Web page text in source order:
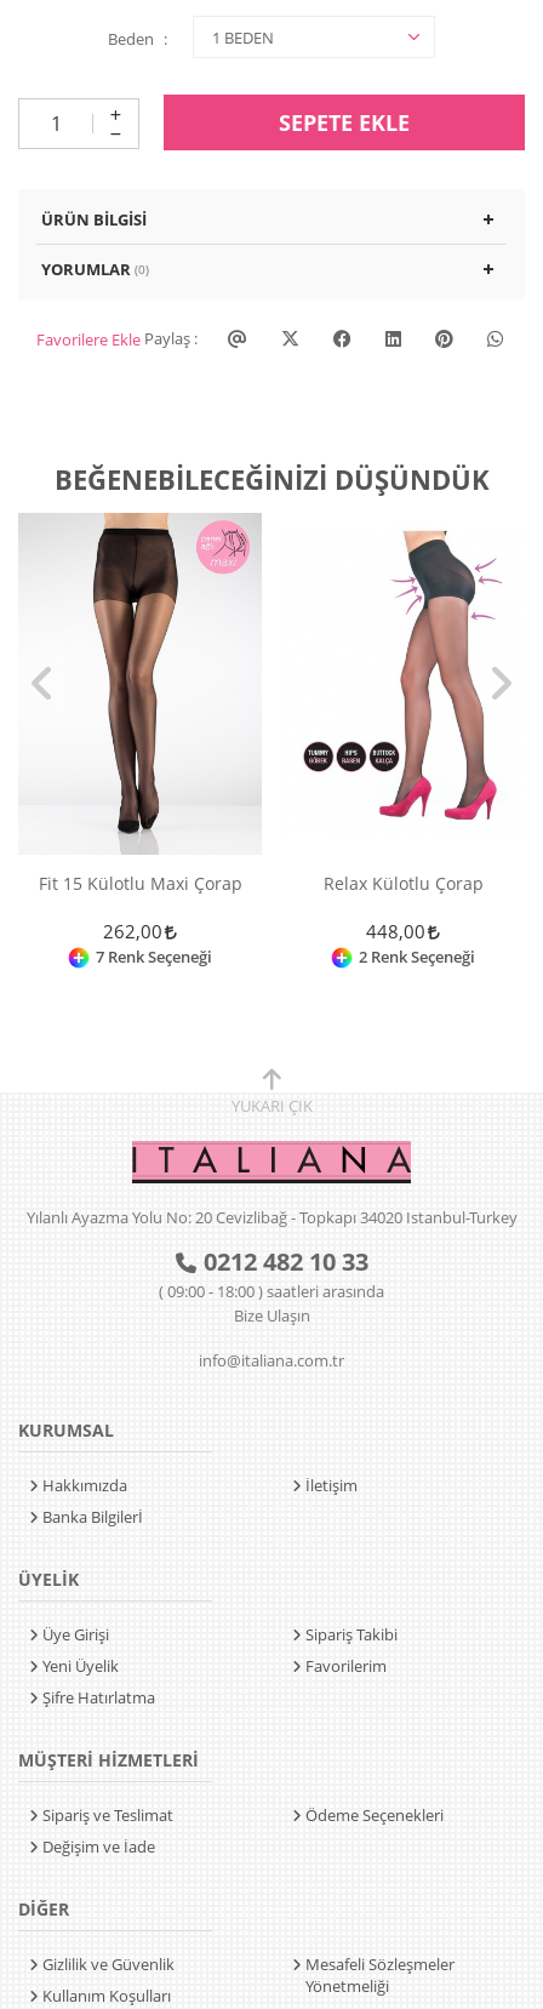
Beden
SEPETE EKLE
ÜRÜN BILGISI
YORUMLAR (0)
Favorilere Ekle Paylaş :
BEĞENEBILECEĞINIZI DÜŞÜNDÜK
Fit 15 Külotlu Maxi Çorap
262,00
7 Renk Seçeneği
Relax Külotlu Çorap
448,00
2 Renk Seçeneği
YUKARI ÇIK
Yılanlı Ayazma Yolu No: 20 Cevizlibağ - Topkapı 34020 Istanbul-Turkey
0212 482 10 33
( 09:00 - 18:00 ) saatleri arasında
Bize Ulaşın
info@italiana.com.tr
KURUMSAL
Hakkımızda
Banka Bilgilerİ
İletişim
ÜYELİK
Üye Girişi
Yeni Üyelik
Şifre Hatırlatma
Sipariş Takibi
Favorilerim
MÜŞTERİ HİZMETLERİ
Sipariş ve Teslimat
Değişim ve İade
Ödeme Seçenekleri
DİĞER
Gizlilik ve Güvenlik
Kullanım Koşulları
Mesafeli Sözleşmeler
Yönetmeliği